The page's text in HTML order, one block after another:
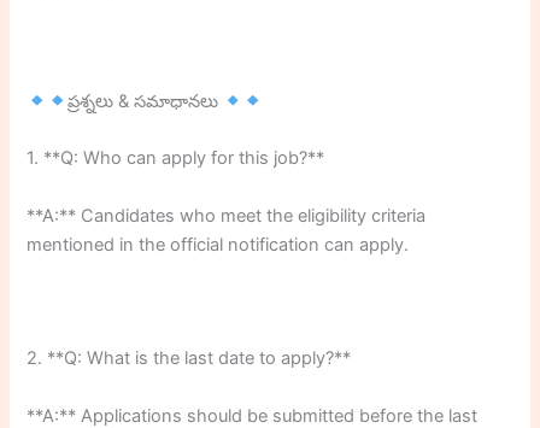
ప్రశ్నలు & సమాధానలు
1. **Q: Who can apply for this job?**
**A:** Candidates who meet the eligibility criteria
mentioned in the official notification can apply.
2. **Q: What is the last date to apply?**
**A:** Applications should be submitted before the last